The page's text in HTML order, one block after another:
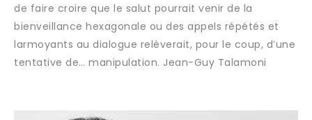
de faire croire que le salut pourrait venir de la
bienveillance hexagonale ou des appels répétés et
larmoyants au dialogue relèverait, pour le coup, d’une
tentative de… manipulation. Jean-Guy Talamoni